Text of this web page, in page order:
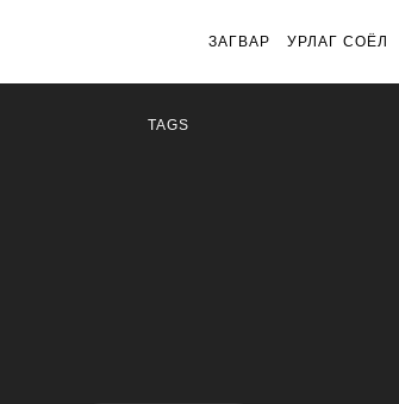
ЗАГВАР УРЛАГ СОЁЛ
TAGS